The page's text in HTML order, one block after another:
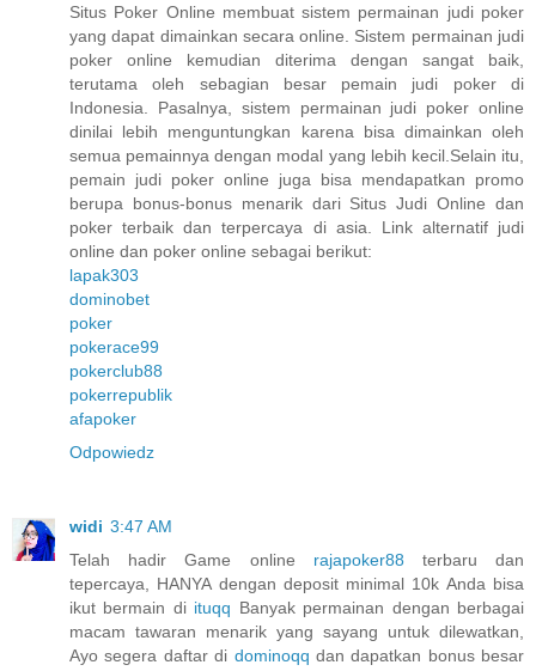
Situs Poker Online membuat sistem permainan judi poker
yang dapat dimainkan secara online. Sistem permainan judi
poker online kemudian diterima dengan sangat baik,
terutama oleh sebagian besar pemain judi poker di
Indonesia. Pasalnya, sistem permainan judi poker online
dinilai lebih menguntungkan karena bisa dimainkan oleh
semua pemainnya dengan modal yang lebih kecil.Selain itu,
pemain judi poker online juga bisa mendapatkan promo
berupa bonus-bonus menarik dari Situs Judi Online dan
poker terbaik dan terpercaya di asia. Link alternatif judi
online dan poker online sebagai berikut:
lapak303
dominobet
poker
pokerace99
pokerclub88
pokerrepublik
afapoker
Odpowiedz
widi 3:47 AM
Telah hadir Game online rajapoker88 terbaru dan
tepercaya, HANYA dengan deposit minimal 10k Anda bisa
ikut bermain di ituqq Banyak permainan dengan berbagai
macam tawaran menarik yang sayang untuk dilewatkan,
Ayo segera daftar di dominoqq dan dapatkan bonus besar